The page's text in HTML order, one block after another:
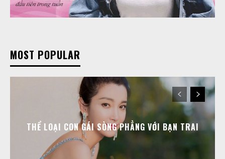
MOST POPULAR
THỂ LOẠI CON GÁI SÒNG PHẲNG VỚI BẠN TRAI